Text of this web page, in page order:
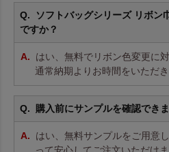
ソフトバッグシリーズ リボン
ですか？
はい、無料でリボン色変更に
通常納期よりお時間をいただ
購入前にサンプルを確認でき
はい、無料サンプルをご用意
って安心してご注文いただけま